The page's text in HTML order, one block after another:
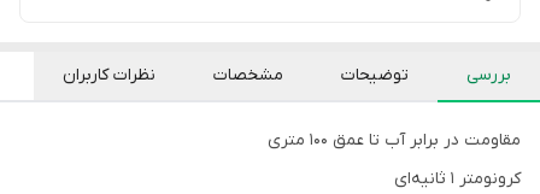
بررسی توضیحات مشخصات نظرات کاربران
مقاومت در برابر آب تا عمق 100 متری
کرونومتر 1 ثانیه‌ای